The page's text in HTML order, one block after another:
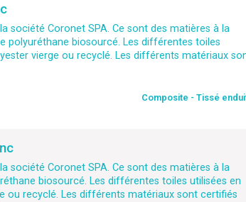
société Coronet SPA. Ce sont des matières à la
polyuréthane biosourcé. Les différentes toiles
vierge ou recyclé. Les différents matériaux
Composite - Tissé
société Coronet SPA. Ce sont des matières à la
biosourcé. Les différentes toiles utilisées en
ou recyclé. Les différents matériaux sont certifiés